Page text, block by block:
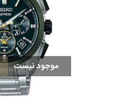
موجود نیست